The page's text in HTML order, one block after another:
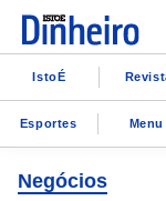
IstoÉ
Esportes Menu
Negócios